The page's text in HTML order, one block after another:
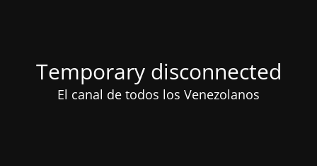
Temporary disconnected
El canal de todos los Venezolanos